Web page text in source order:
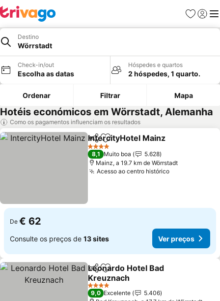
Favoritos
Iniciar
Destino
Wörrstadt
Check-in/out
Escolha as datas
Hóspedes e quartos
2 hóspedes, 1 quarto.
Ordenar Filtrar Mapa
Hotéis económicos em Wörrstadt, Alemanha
Como os pagamentos influenciam os resultados
PartilharAdicionar aos favoritos
IntercityHotel Mainz
4 Estrelas
8,1 Muito boa
5.628
Mainz, a 19.7 km de Wörrstadt
Acesso ao centro históricoVer preços
De € 62
Consulte os preços de 13 sites Ver preços
PartilharAdicionar aos favoritos
Leonardo Hotel Bad
Kreuznach
Ver preços
4 Estrelas
9,0 Excelente
5.406